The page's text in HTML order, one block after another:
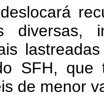
diversas,
SFH, que
de menor